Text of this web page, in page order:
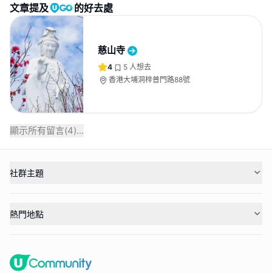
文章提及 的好去處
慈山寺
4 5 人想去
香港大埔洞梓普門路88號
顯示所有留言(4)...
社群主題
熱門地點